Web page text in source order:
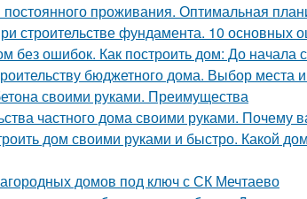
проживания. Оптимальная
строительстве фундамента. 10 основных
без ошибок. Как построить дом: До начала
бюджетного дома. Выбор места
своими руками. Преимущества
частного дома своими руками. Почему
дом своими руками и быстро. Какой
домов под ключ с СК Мечтаево